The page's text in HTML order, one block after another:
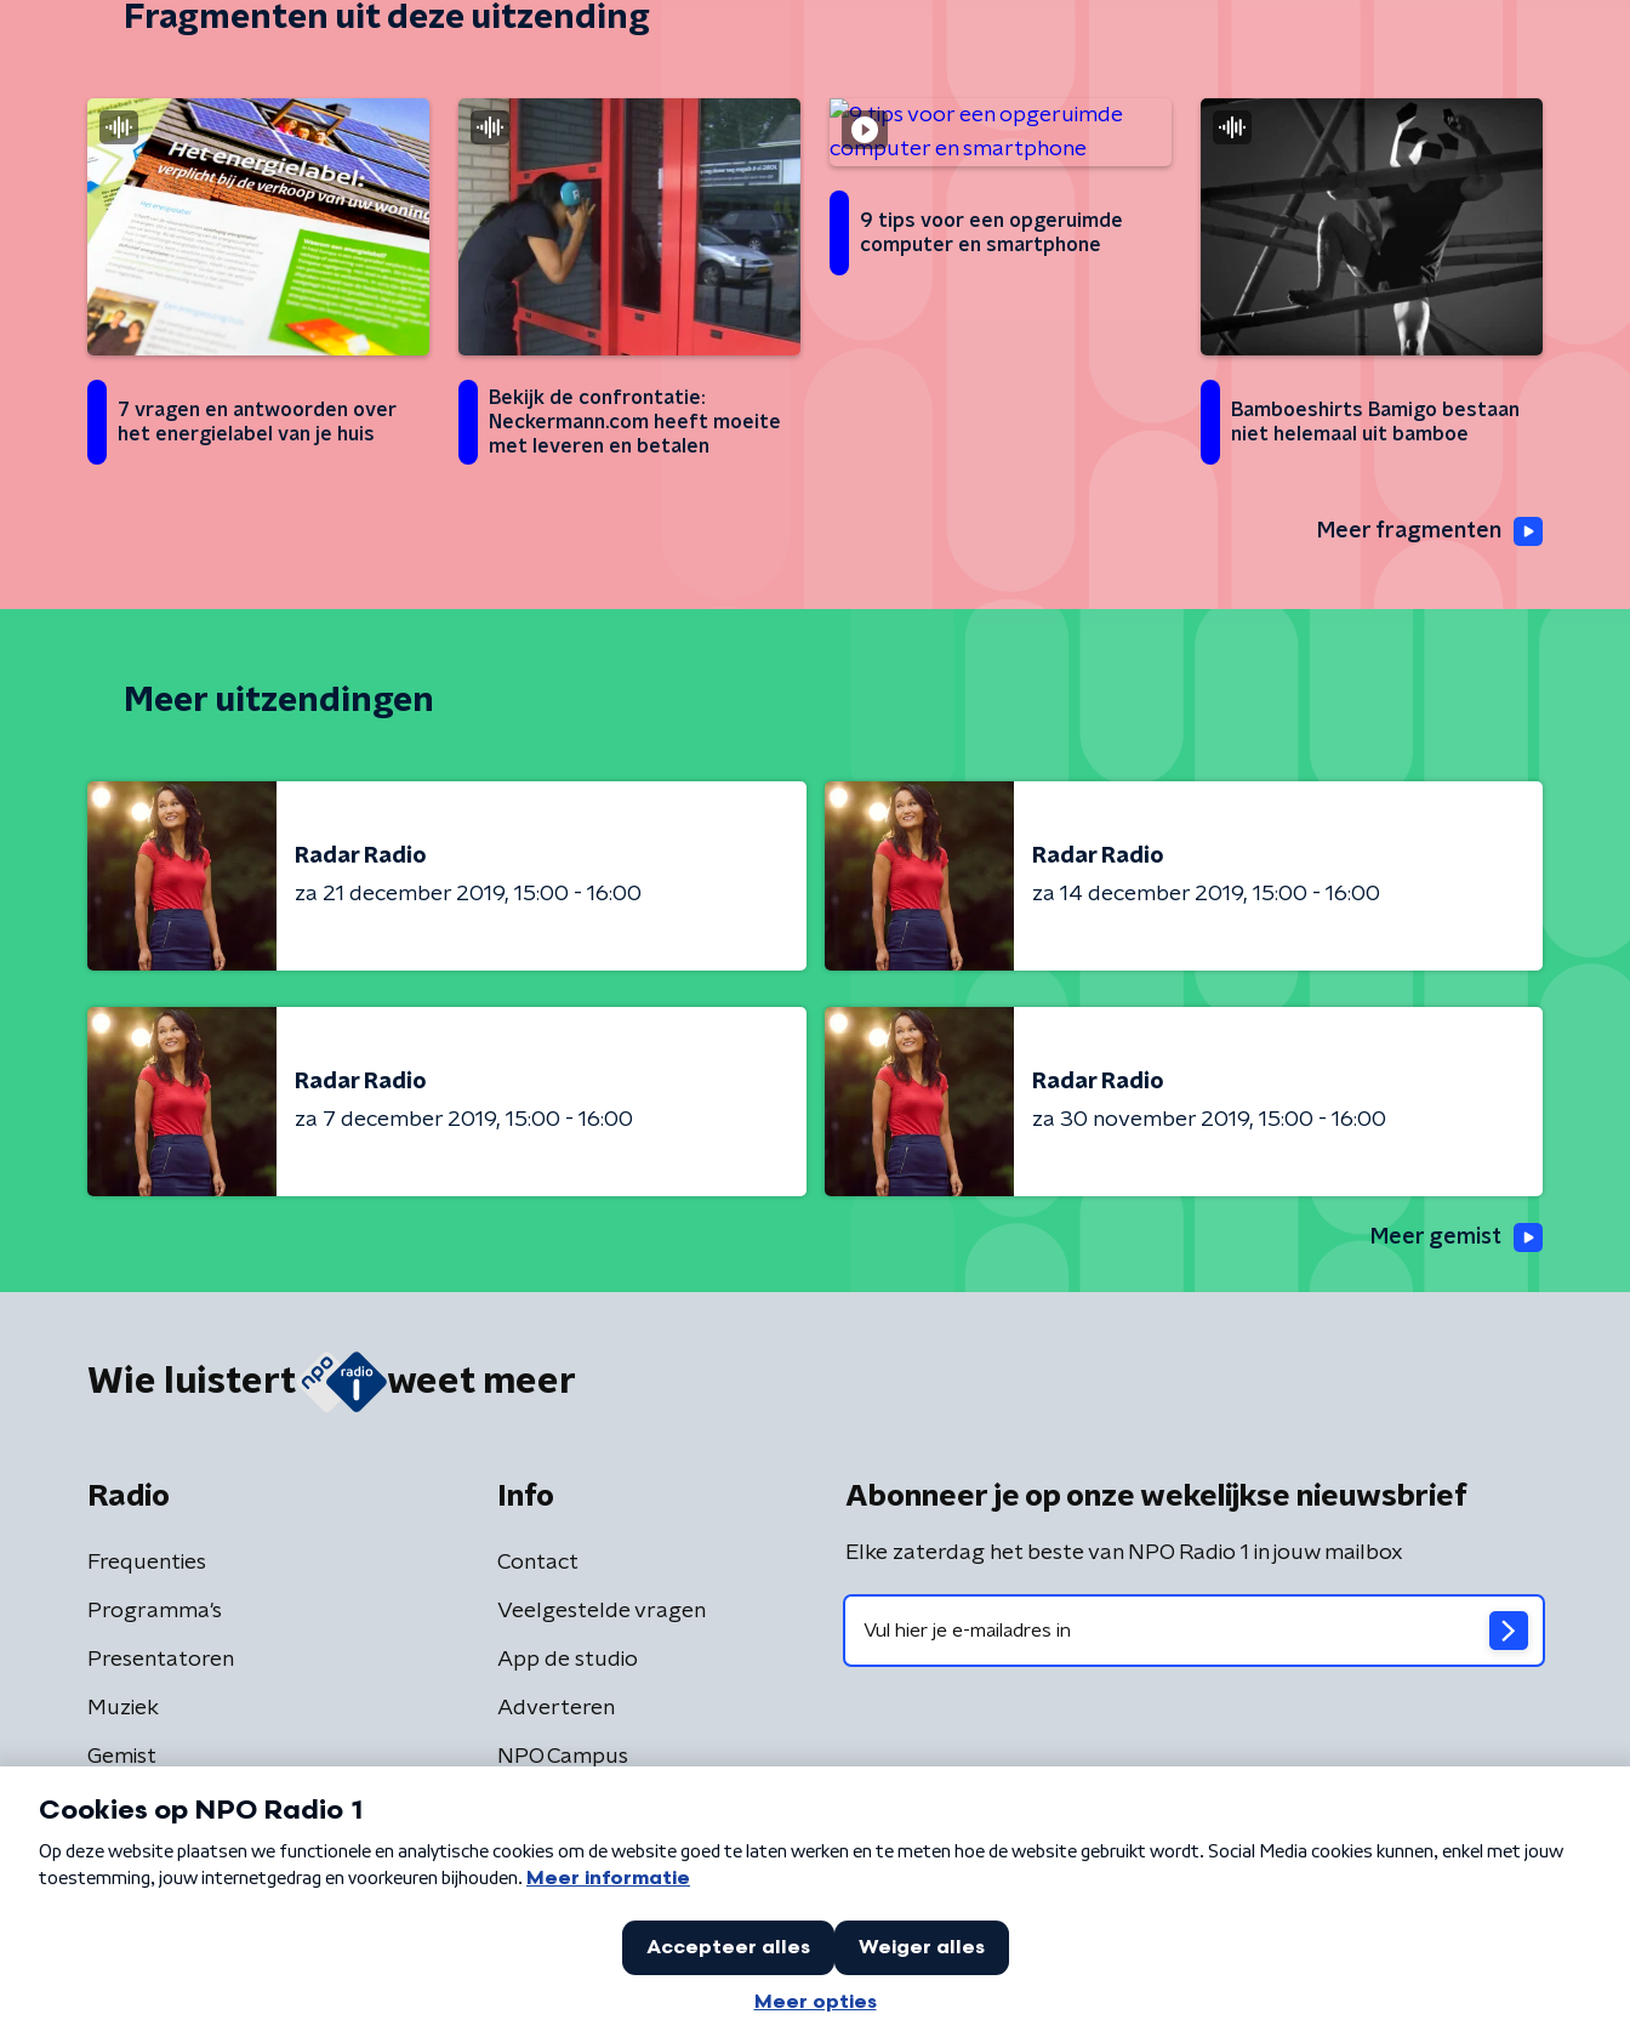
Fragmenten uit deze uitzending
7 vragen en antwoorden over
het energielabel van je huis
Bekijk de confrontatie:
Neckermann.com heeft moeite
met leveren en betalen
9 tips voor een opgeruimde
computer en smartphone
Bamboeshirts Bamigo bestaan
niet helemaal uit bamboe
Meer fragmenten
Meer uitzendingen
Radar Radio
za 21 december 2019 15:00 - 16:00
Radar Radio
za 14 december 2019 15:00 - 16:00
Radar Radio
za 7 december 2019 15:00 - 16:00
Radar Radio
za 30 november 2019 15:00 - 16:00
Meer gemist
Wie luistert weet meer
Radio
Frequenties
Programma's
Presentatoren
Muziek
Gemist
Info
Contact
Veelgestelde vragen
App de studio
Adverteren
NPO Campus
Abonneer je op onze wekelijkse nieuwsbrief
Elke zaterdag het beste van NPO Radio 1 in jouw mailbox
Algemene voorwaarden Privacybeleid